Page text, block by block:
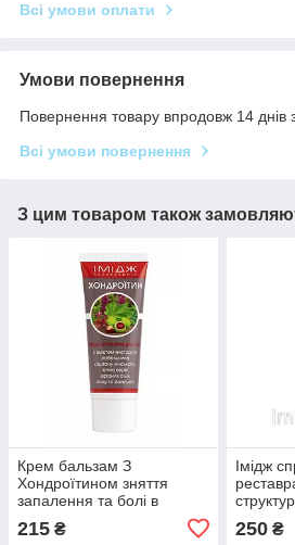
Всі умови оплати
Умови повернення
Повернення товару впродовж 14 днів
Всі умови повернення
З цим товаром також
Крем бальзам З
Хондроїтином зняття
запалення та болі в
суглобах, м'язах і хребті
Імідж Лабораторія
215 ₴
Імідж
250₴